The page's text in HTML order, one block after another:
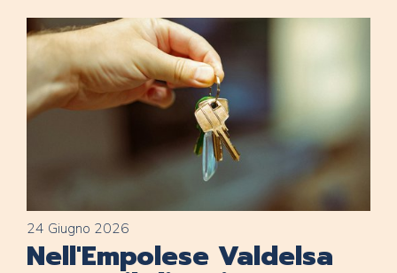
24 Giugno 2026
Nell'Empolese Valdelsa